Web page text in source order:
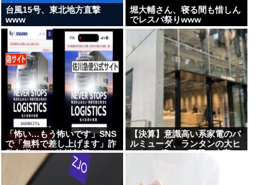
台風15号、東北地方直撃
www
堀大輔さん、寝る間も惜しん
でレスバ祭りwww
「怖い…もう怖いです」SNS
で「無料で差し上げます」詐
欺急増 “ニセ佐川急便”HPに
誘導、個人情報要求 佐川急便
「断じて許されない」怒り
【決算】意識高い系家電のバ
ルミューダ、ランタンの大ヒ
ットで3億1400万円の赤字。